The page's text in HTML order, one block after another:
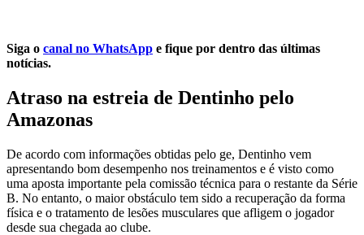
Siga o canal no WhatsApp e fique por dentro das últimas
notícias.
Atraso na estreia de Dentinho pelo
Amazonas
De acordo com informações obtidas pelo ge, Dentinho vem
apresentando bom desempenho nos treinamentos e é visto como
uma aposta importante pela comissão técnica para o restante da Série
B. No entanto, o maior obstáculo tem sido a recuperação da forma
física e o tratamento de lesões musculares que afligem o jogador
desde sua chegada ao clube.